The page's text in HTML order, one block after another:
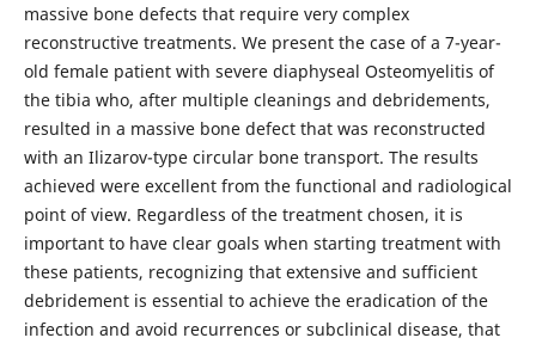
massive bone defects that require very complex
reconstructive treatments. We present the case of a 7-year-
old female patient with severe diaphyseal Osteomyelitis of
the tibia who, after multiple cleanings and debridements,
resulted in a massive bone defect that was reconstructed
with an Ilizarov-type circular bone transport. The results
achieved were excellent from the functional and radiological
point of view. Regardless of the treatment chosen, it is
important to have clear goals when starting treatment with
these patients, recognizing that extensive and sufficient
debridement is essential to achieve the eradication of the
infection and avoid recurrences or subclinical disease, that